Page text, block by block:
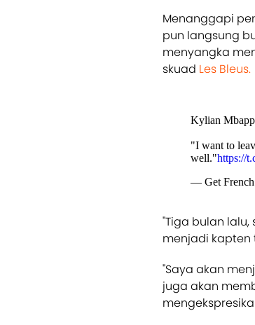
Menanggapi
pun langsung
menyangka
skuad Les Bleus.
Kylian
"I want to
well."https://
— Get
"Tiga bulan
menjadi kapten
"Saya akan
juga akan